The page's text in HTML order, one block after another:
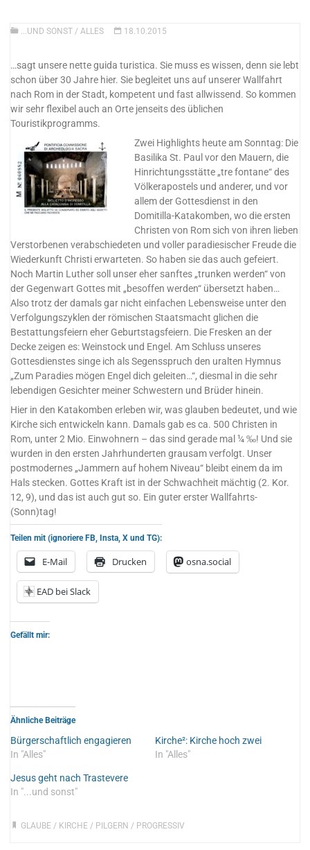
...UND SONST / ALLES 18.10.2015
…sagt unsere nette guida turistica. Sie muss es wissen, denn sie lebt
schon über 30 Jahre hier. Sie begleitet uns auf unserer Wallfahrt
nach Rom in der Stadt, kompetent und fast allwissend. So kommen
wir sehr flexibel auch an Orte jenseits des üblichen
Touristikprogramms.
Zwei Highlights heute am Sonntag: Die
Basilika St. Paul vor den Mauern, die
Hinrichtungsstätte „tre fontane“ des
Völkerapostels und anderer, und vor
allem der Gottesdienst in den
Domitilla-Katakomben, wo die ersten
Christen von Rom sich von ihren lieben
Verstorbenen verabschiedeten und voller paradiesischer Freude die
Wiederkunft Christi erwarteten. So haben sie das auch gefeiert.
Noch Martin Luther soll unser eher sanftes „trunken werden“ von
der Gegenwart Gottes mit „besoffen werden“ übersetzt haben…
Also trotz der damals gar nicht einfachen Lebensweise unter den
Verfolgungszyklen der römischen Staatsmacht glichen die
Bestattungsfeiern eher Geburtstagsfeiern. Die Fresken an der
Decke zeigen es: Weinstock und Engel. Am Schluss unseres
Gottesdienstes singe ich als Segensspruch den uralten Hymnus
„Zum Paradies mögen Engel dich geleiten…“, diesmal in die sehr
lebendigen Gesichter meiner Schwestern und Brüder hinein.
Hier in den Katakomben erleben wir, was glauben bedeutet, und wie
Kirche sich entwickeln kann. Damals gab es ca. 500 Christen in
Rom, unter 2 Mio. Einwohnern – das sind gerade mal ¼ ‰! Und sie
wurden in den ersten Jahrhunderten grausam verfolgt. Unser
postmodernes „Jammern auf hohem Niveau“ bleibt einem da im
Hals stecken. Gottes Kraft ist in der Schwachheit mächtig (2. Kor.
12, 9), und das ist auch gut so. Ein guter erster Wallfahrts-
(Sonn)tag!
Teilen mit (ignoriere FB, Insta, X und TG):
E-Mail Drucken osna.social
EAD bei Slack
Gefällt mir:
Ähnliche Beiträge
Bürgerschaftlich engagieren
In "Alles"
Kirche²: Kirche hoch zwei
In "Alles"
Jesus geht nach Trastevere
In "...und sonst"
GLAUBE/ KIRCHE/ PILGERN / PROGRESSIV